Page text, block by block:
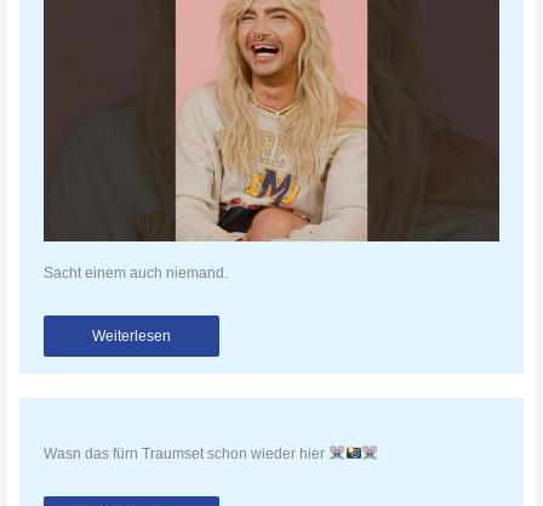
Sacht einem auch niemand.
Weiterlesen
Wasn das fürn Traumset schon wieder hier